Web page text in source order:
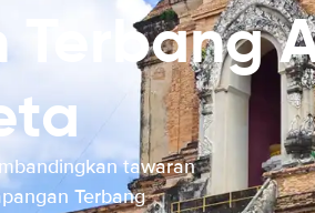
Terbang
tawaran
Terbang